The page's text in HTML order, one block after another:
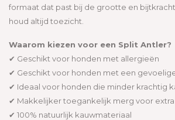
formaat dat past bij de grootte en
houd altijd toezicht.
Waarom kiezen voor een Split Antler?
✔ Geschikt voor honden met allergieën
✔ Geschikt voor honden met een
✔ Ideaal voor honden die minder krachtig
✔ Makkelijker toegankelijk merg voor
✔ 100% natuurlijk kauwmateriaal